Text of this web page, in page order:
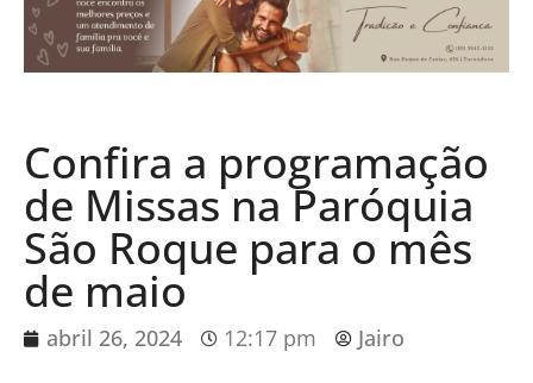
Confira a programação
de Missas na Paróquia
São Roque para o mês
de maio
abril 26, 2024 12:17 pm Jairo